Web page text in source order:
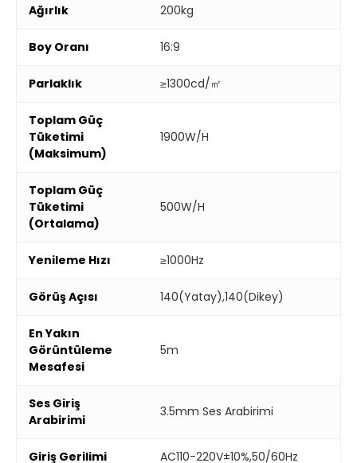
Ağırlık 200kg
Boy Oranı 16:9
Parlaklık ≥1300cd/㎡
Toplam Güç
Tüketimi
(Maksimum)
1900W/H
Toplam Güç
Tüketimi
(Ortalama)
500W/H
Yenileme Hızı ≥1000Hz
Görüş Açısı 140(Yatay),140(Dikey)
En Yakın
Görüntüleme
Mesafesi
5m
Ses Giriş
Arabirimi
3.5mm Ses Arabirimi
Giriş Gerilimi AC110-220V±10%,50/60Hz